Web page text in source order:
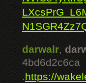
darwalr,
4bd6d2c6ca
.https://